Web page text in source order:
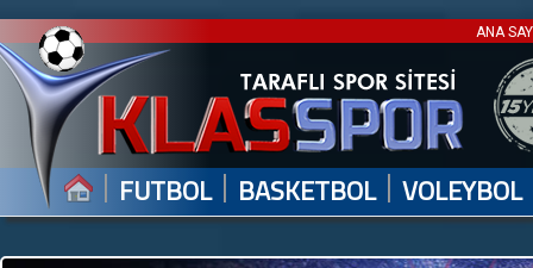
ANA
| FUTBOL | BASKETBOL | VOLEYBOL